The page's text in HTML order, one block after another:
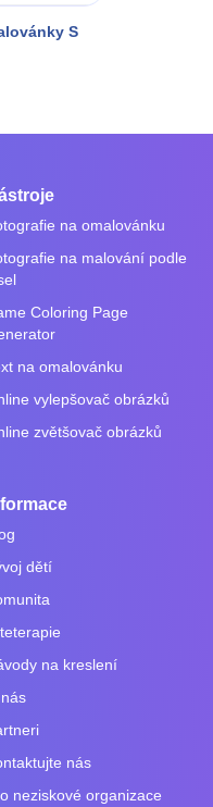
S
na omalovánku
na malování podle
Coloring Page
na omalovánku
vylepšovač obrázků
zvětšovač obrázků
dětí
na kreslení
nás
neziskové organizace